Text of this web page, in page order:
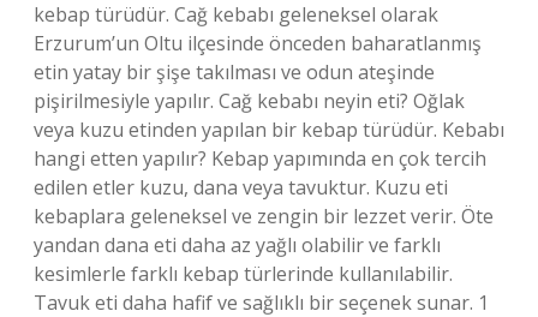
kebap türüdür. Cağ kebabı geleneksel olarak
Erzurum’un Oltu ilçesinde önceden baharatlanmış
etin yatay bir şişe takılması ve odun ateşinde
pişirilmesiyle yapılır. Cağ kebabı neyin eti? Oğlak
veya kuzu etinden yapılan bir kebap türüdür. Kebabı
hangi etten yapılır? Kebap yapımında en çok tercih
edilen etler kuzu, dana veya tavuktur. Kuzu eti
kebaplara geleneksel ve zengin bir lezzet verir. Öte
yandan dana eti daha az yağlı olabilir ve farklı
kesimlerle farklı kebap türlerinde kullanılabilir.
Tavuk eti daha hafif ve sağlıklı bir seçenek sunar. 1